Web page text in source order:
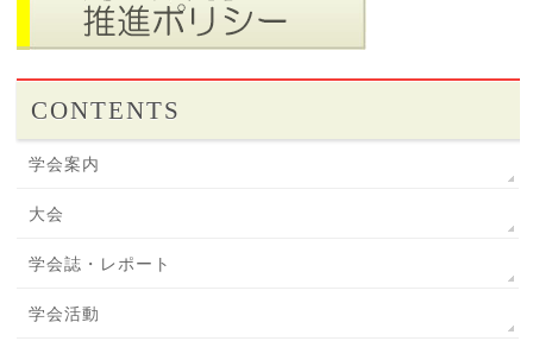
CONTENTS
学会案内
大会
学会誌・レポート
学会活動